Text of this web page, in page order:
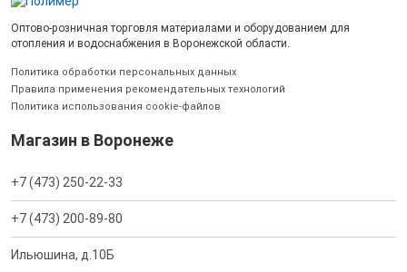
Оптово-розничная торговля материалами и оборудованием для
отопления и водоснабжения в Воронежской области.
Политика обработки персональных данных
Правила применения рекомендательных технологий
Политика использования cookie-файлов
Магазин в Воронеже
+7 (473) 250-22-33
+7 (473) 200-89-80
Ильюшина, д.10Б